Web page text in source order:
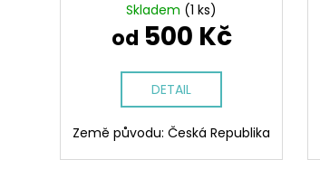
Skladem (1 ks)
od 500 Kč
DETAIL
Země původu: Česká Republika